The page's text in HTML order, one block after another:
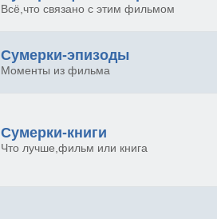
Всё,что связано с этим фильмом
Сумерки-эпизоды
Моменты из фильма
Сумерки-книги
Что лучше,фильм или книга